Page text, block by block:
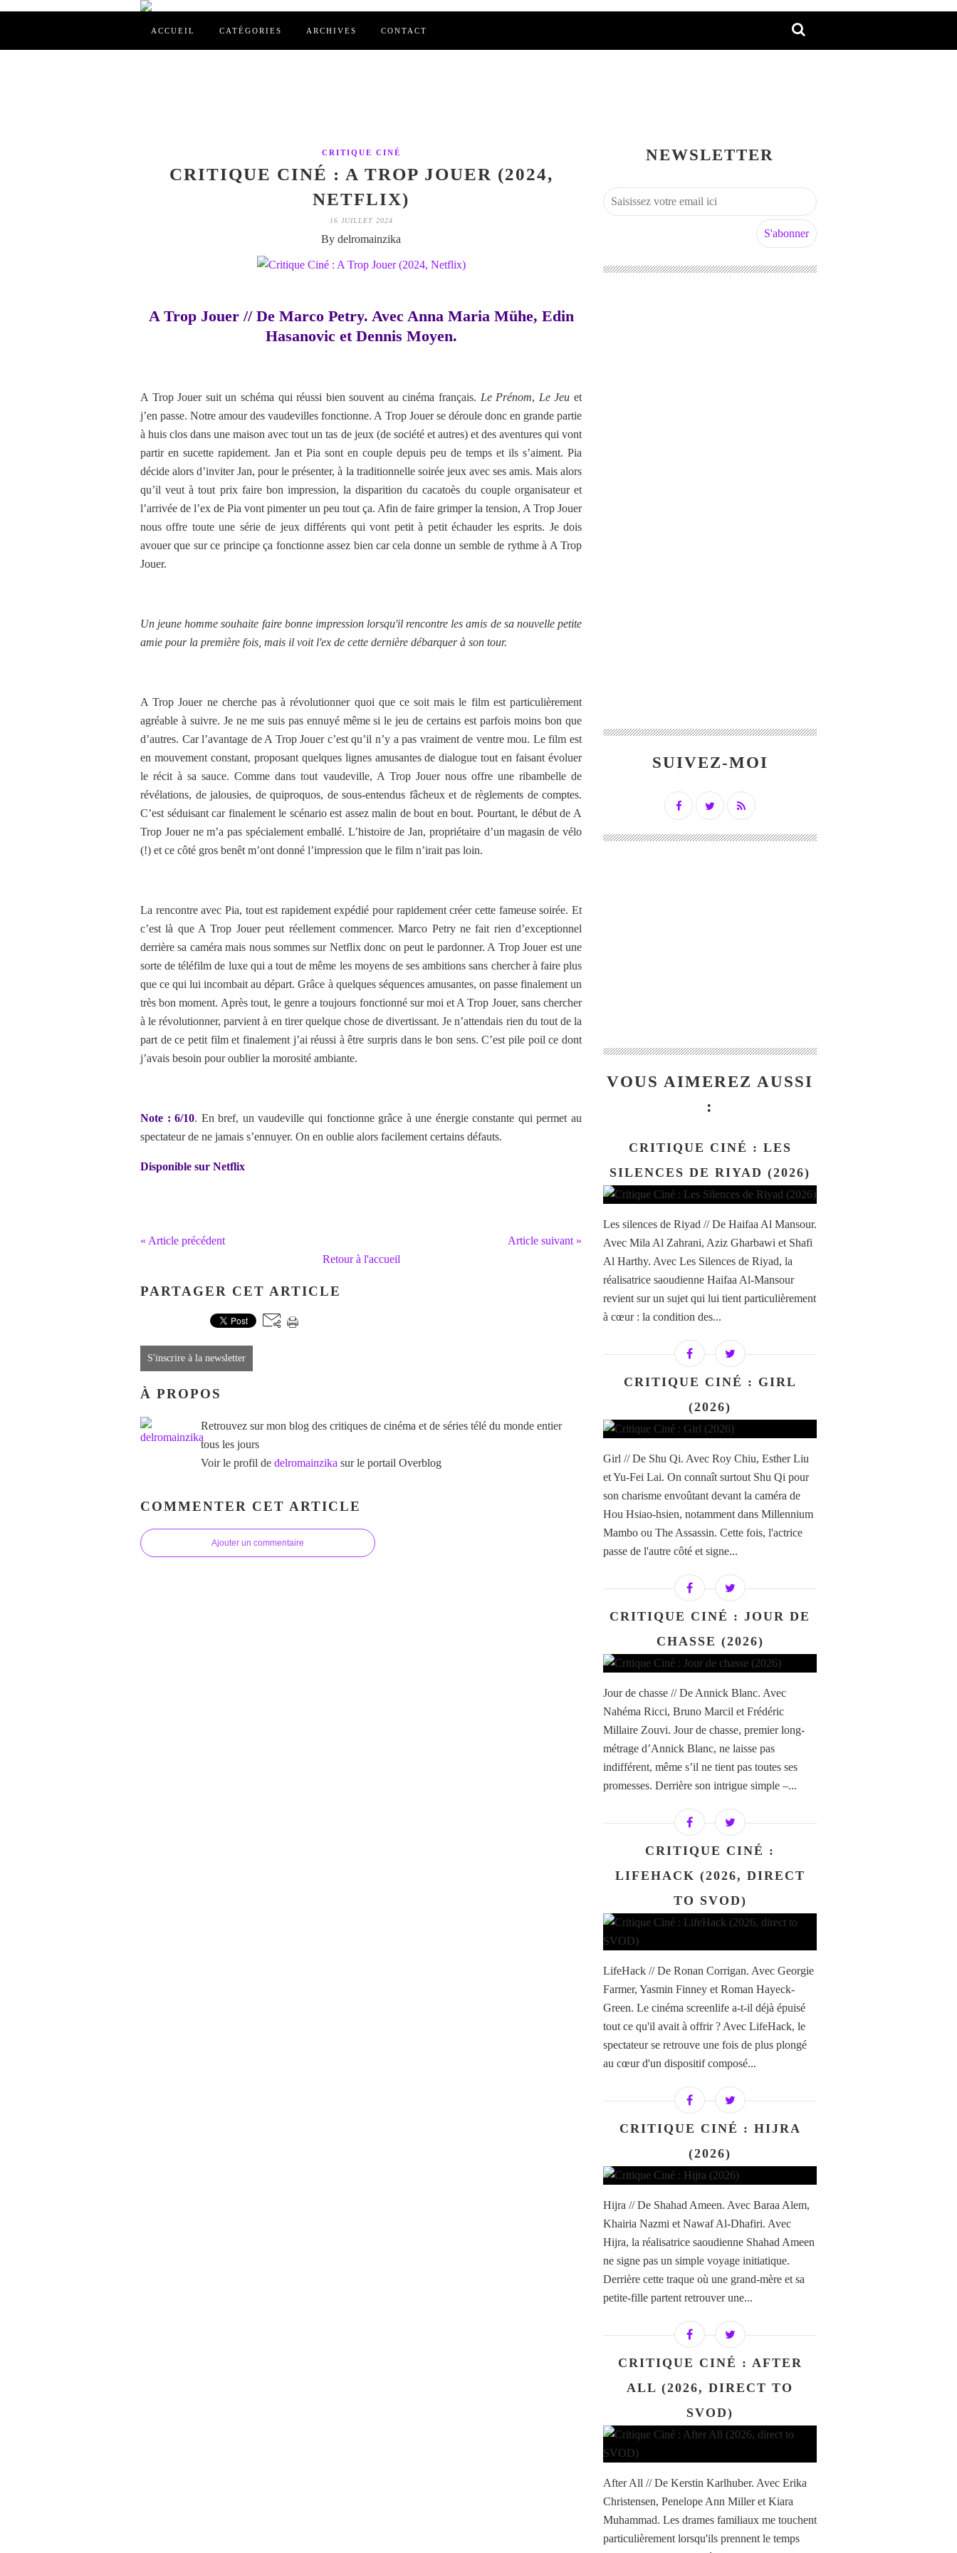
ACCUEIL CATÉGORIES ARCHIVES CONTACT
CRITIQUE CINÉ
CRITIQUE CINÉ : A TROP JOUER (2024,
NETFLIX)
16 JUILLET 2024
By delromainzika
A Trop Jouer // De Marco Petry. Avec Anna Maria Mühe, Edin
Hasanovic et Dennis Moyen.
A Trop Jouer suit un schéma qui réussi bien souvent au cinéma français. Le Prénom, Le Jeu et
j’en passe. Notre amour des vaudevilles fonctionne. A Trop Jouer se déroule donc en grande partie
à huis clos dans une maison avec tout un tas de jeux (de société et autres) et des aventures qui vont
partir en sucette rapidement. Jan et Pia sont en couple depuis peu de temps et ils s’aiment. Pia
décide alors d’inviter Jan, pour le présenter, à la traditionnelle soirée jeux avec ses amis. Mais alors
qu’il veut à tout prix faire bon impression, la disparition du cacatoès du couple organisateur et
l’arrivée de l’ex de Pia vont pimenter un peu tout ça. Afin de faire grimper la tension, A Trop Jouer
nous offre toute une série de jeux différents qui vont petit à petit échauder les esprits. Je dois
avouer que sur ce principe ça fonctionne assez bien car cela donne un semble de rythme à A Trop
Jouer.
Un jeune homme souhaite faire bonne impression lorsqu'il rencontre les amis de sa nouvelle petite
amie pour la première fois, mais il voit l'ex de cette dernière débarquer à son tour.
A Trop Jouer ne cherche pas à révolutionner quoi que ce soit mais le film est particulièrement
agréable à suivre. Je ne me suis pas ennuyé même si le jeu de certains est parfois moins bon que
d’autres. Car l’avantage de A Trop Jouer c’est qu’il n’y a pas vraiment de ventre mou. Le film est
en mouvement constant, proposant quelques lignes amusantes de dialogue tout en faisant évoluer
le récit à sa sauce. Comme dans tout vaudeville, A Trop Jouer nous offre une ribambelle de
révélations, de jalousies, de quiproquos, de sous-entendus fâcheux et de règlements de comptes.
C’est séduisant car finalement le scénario est assez malin de bout en bout. Pourtant, le début de A
Trop Jouer ne m’a pas spécialement emballé. L’histoire de Jan, propriétaire d’un magasin de vélo
(!) et ce côté gros benêt m’ont donné l’impression que le film n’irait pas loin.
La rencontre avec Pia, tout est rapidement expédié pour rapidement créer cette fameuse soirée. Et
c’est là que A Trop Jouer peut réellement commencer. Marco Petry ne fait rien d’exceptionnel
derrière sa caméra mais nous sommes sur Netflix donc on peut le pardonner. A Trop Jouer est une
sorte de téléfilm de luxe qui a tout de même les moyens de ses ambitions sans chercher à faire plus
que ce qui lui incombait au départ. Grâce à quelques séquences amusantes, on passe finalement un
très bon moment. Après tout, le genre a toujours fonctionné sur moi et A Trop Jouer, sans chercher
à le révolutionner, parvient à en tirer quelque chose de divertissant. Je n’attendais rien du tout de la
part de ce petit film et finalement j’ai réussi à être surpris dans le bon sens. C’est pile poil ce dont
j’avais besoin pour oublier la morosité ambiante.
Note : 6/10. En bref, un vaudeville qui fonctionne grâce à une énergie constante qui permet au
spectateur de ne jamais s’ennuyer. On en oublie alors facilement certains défauts.
Disponible sur Netflix
« Article précédent
Article suivant »
Retour à l'accueil
PARTAGER CET ARTICLE
S'inscrire à la newsletter
À PROPOS
Retrouvez sur mon blog des critiques de cinéma et de séries télé du monde entier
tous les jours
Voir le profil de delromainzika sur le portail Overblog
COMMENTER CET ARTICLE
Ajouter un commentaire
NEWSLETTER
SUIVEZ-MOI
VOUS AIMEREZ AUSSI
:
CRITIQUE CINÉ : LES
SILENCES DE RIYAD (2026)
Les silences de Riyad // De Haifaa Al Mansour.
Avec Mila Al Zahrani, Aziz Gharbawi et Shafi
Al Harthy. Avec Les Silences de Riyad, la
réalisatrice saoudienne Haifaa Al-Mansour
revient sur un sujet qui lui tient particulièrement
à cœur : la condition des...
CRITIQUE CINÉ : GIRL
(2026)
Girl // De Shu Qi. Avec Roy Chiu, Esther Liu
et Yu-Fei Lai. On connaît surtout Shu Qi pour
son charisme envoûtant devant la caméra de
Hou Hsiao-hsien, notamment dans Millennium
Mambo ou The Assassin. Cette fois, l'actrice
passe de l'autre côté et signe...
CRITIQUE CINÉ : JOUR DE
CHASSE (2026)
Jour de chasse // De Annick Blanc. Avec
Nahéma Ricci, Bruno Marcil et Frédéric
Millaire Zouvi. Jour de chasse, premier long-
métrage d’Annick Blanc, ne laisse pas
indifférent, même s’il ne tient pas toutes ses
promesses. Derrière son intrigue simple –...
CRITIQUE CINÉ :
LIFEHACK (2026, DIRECT
TO SVOD)
LifeHack // De Ronan Corrigan. Avec Georgie
Farmer, Yasmin Finney et Roman Hayeck-
Green. Le cinéma screenlife a-t-il déjà épuisé
tout ce qu'il avait à offrir ? Avec LifeHack, le
spectateur se retrouve une fois de plus plongé
au cœur d'un dispositif composé...
CRITIQUE CINÉ : HIJRA
(2026)
Hijra // De Shahad Ameen. Avec Baraa Alem,
Khairia Nazmi et Nawaf Al-Dhafiri. Avec
Hijra, la réalisatrice saoudienne Shahad Ameen
ne signe pas un simple voyage initiatique.
Derrière cette traque où une grand-mère et sa
petite-fille partent retrouver une...
CRITIQUE CINÉ : AFTER
ALL (2026, DIRECT TO
SVOD)
After All // De Kerstin Karlhuber. Avec Erika
Christensen, Penelope Ann Miller et Kiara
Muhammad. Les drames familiaux me touchent
particulièrement lorsqu'ils prennent le temps